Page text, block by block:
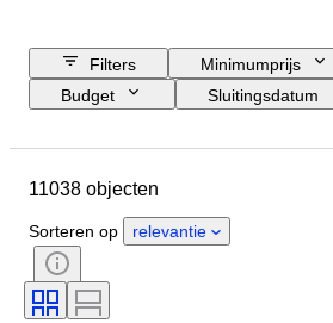
Filters
Minimumprijs
Budget
Sluitingsdatum
Geslacht
Certificaat
Geslepen
Helderheid
Kleurgraad
Maat op het artikel
11038 objecten
Sorteren op relevantie